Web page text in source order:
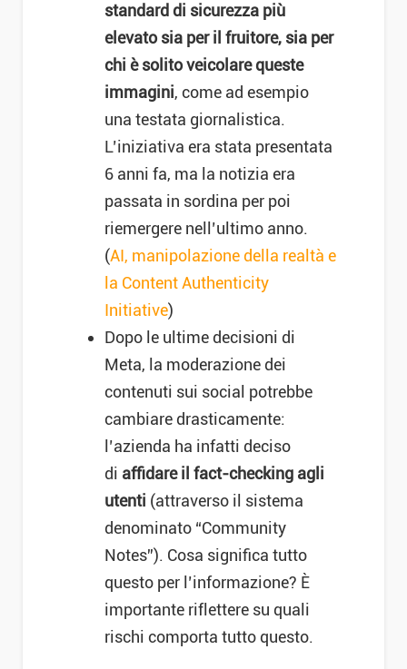
standard di sicurezza più
elevato sia per il fruitore, sia per
chi è solito veicolare queste
immagini, come ad esempio
una testata giornalistica.
L’iniziativa era stata presentata
6 anni fa, ma la notizia era
passata in sordina per poi
riemergere nell’ultimo anno.
(AI, manipolazione della realtà e
la Content Authenticity
Initiative)
Dopo le ultime decisioni di
Meta, la moderazione dei
contenuti sui social potrebbe
cambiare drasticamente:
l’azienda ha infatti deciso
di affidare il fact-checking agli
utenti (attraverso il sistema
denominato “Community
Notes”). Cosa significa tutto
questo per l’informazione? È
importante riflettere su quali
rischi comporta tutto questo.